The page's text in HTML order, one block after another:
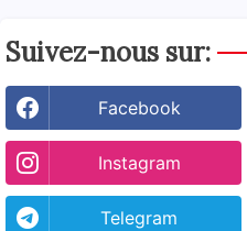
Suivez-nous sur:
Facebook
Instagram
Telegram